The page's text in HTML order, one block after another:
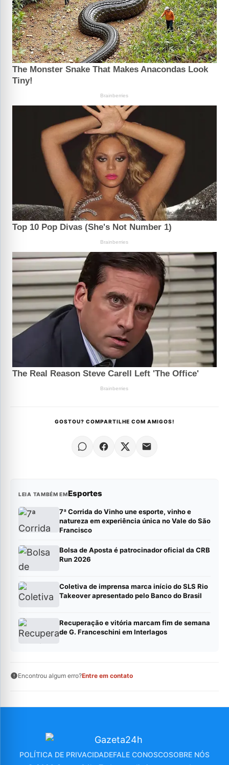
GOSTOU? COMPARTILHE COM AMIGOS!
LEIA TAMBÉM EMEsportes
7ª Corrida do Vinho une esporte, vinho e
natureza em experiência única no Vale do São
Francisco
Bolsa de Aposta é patrocinador oficial da CRB
Run 2026
Coletiva de imprensa marca início do SLS Rio
Takeover apresentado pelo Banco do Brasil
Recuperação e vitória marcam fim de semana
de G. Franceschini em Interlagos
Encontrou algum erro?Entre em contato
POLÍTICA DE PRIVACIDADEFALE CONOSCOSOBRE NÓS